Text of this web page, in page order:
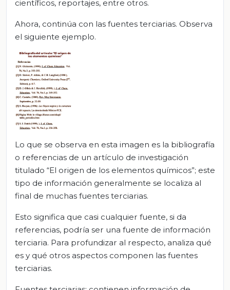
científicos, reportajes, entre otros.
Ahora, continúa con las fuentes terciarias. Observa
el siguiente ejemplo.
Lo que se observa en esta imagen es la bibliografía
o referencias de un artículo de investigación
titulado “El origen de los elementos químicos”; este
tipo de información generalmente se localiza al
final de muchas fuentes terciarias.
Esto significa que casi cualquier fuente, si da
referencias, podría ser una fuente de información
terciaria. Para profundizar al respecto, analiza qué
es y qué otros aspectos componen las fuentes
terciarias.